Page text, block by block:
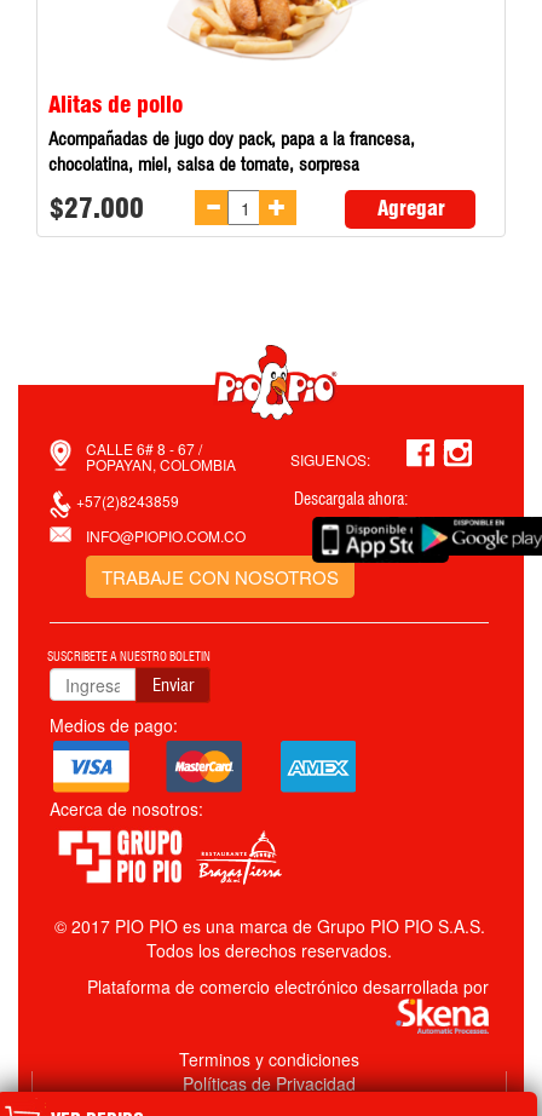
Alitas de pollo
Acompañadas de jugo doy pack, papa a la francesa,
chocolatina, miel, salsa de tomate, sorpresa
$27.000 Agregar
CALLE 6# 8 - 67 /
POPAYAN, COLOMBIA
+57(2)8243859
INFO@PIOPIO.COM.CO
TRABAJE CON NOSOTROS
SIGUENOS:
Descargala ahora:
SUSCRIBETE A NUESTRO BOLETIN
Enviar
Medios de pago:
Acerca de nosotros:
© 2017 PIO PIO es una marca de Grupo PIO PIO S.A.S.
Todos los derechos reservados.
Plataforma de comercio electrónico desarrollada por
Terminos y condiciones
Políticas de Privacidad
Política de Manejo de Datos Personales